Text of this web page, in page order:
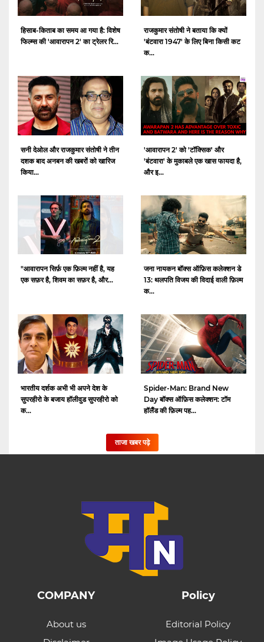
हिसाब-किताब का समय आ गया है: विशेष
फिल्म्स की 'आवारापन 2' का ट्रेलर रि...
राजकुमार संतोषी ने बताया कि क्यों
'बंटवारा 1947' के लिए बिना किसी कट
क...
सनी देओल और राजकुमार संतोषी ने तीन
दशक बाद अनबन की खबरों को खारिज
किया...
'आवारापन 2' को 'टॉक्सिक' और
'बंटवारा' के मुकाबले एक खास फायदा है,
और इ...
"आवारापन सिर्फ़ एक फ़िल्म नहीं है, यह
एक सफ़र है, शिवम का सफ़र है, और...
जना नायकन बॉक्स ऑफ़िस कलेक्शन डे
13: थलपति विजय की विदाई वाली फ़िल्म
क...
भारतीय दर्शक अभी भी अपने देश के
सुपरहीरो के बजाय हॉलीवुड सुपरहीरो को
क...
Spider-Man: Brand New
Day बॉक्स ऑफ़िस कलेक्शन: टॉम
हॉलैंड की फ़िल्म पह...
ताजा खबर पढ़े
COMPANY
About us
Policy
Editorial Policy